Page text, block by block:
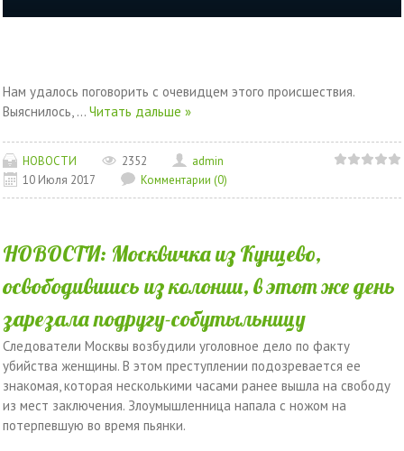
Нам удалось поговорить с очевидцем этого происшествия.
Выяснилось, ... Читать дальше »
НОВОСТИ 2352
admin
10 Июля 2017
Комментарии (0)
НОВОСТИ: Москвичка из Кунцево,
освободившись из колонии, в этот же день
зарезала подругу-собутыльницу
Следователи Москвы возбудили уголовное дело по факту
убийства женщины. В этом преступлении подозревается ее
знакомая, которая несколькими часами ранее вышла на свободу
из мест заключения. Злоумышленница напала с ножом на
потерпевшую во время пьянки.